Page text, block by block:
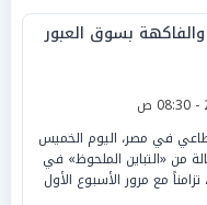
والفاكهة بسوق العبور
في مصر، اليوم الخميس
26 فبراير 2026، حالة من «التباين الملحوظ» في
مع مرور الأسبوع الأول